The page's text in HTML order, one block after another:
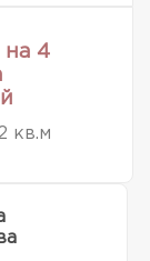
на 4
кв.м